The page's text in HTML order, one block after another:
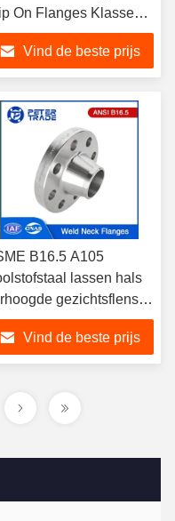
On Flanges Klasse
Voor
Vind de beste prijs
B16.5 A105
lassen hals
gezichtsflens
2500LB WNRF
industriële
Vind de beste prijs